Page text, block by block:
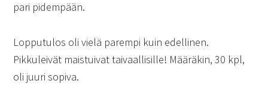
pari pidempään.
Lopputulos oli vielä parempi kuin edellinen.
Pikkuleivät maistuivat taivaallisille! Määräkin, 30 kpl,
oli juuri sopiva.